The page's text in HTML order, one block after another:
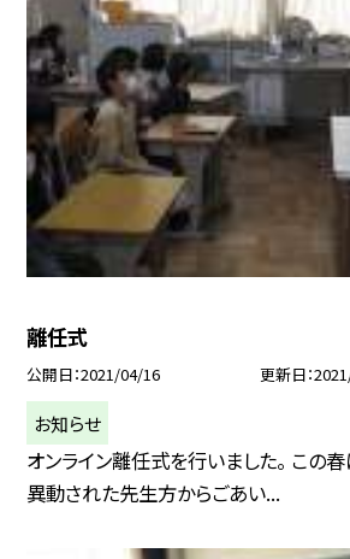
離任式
公開日 2021/04/16 更新日
お知らせ
オンライン離任式を行いました。 この
異動された先生方からごあい...